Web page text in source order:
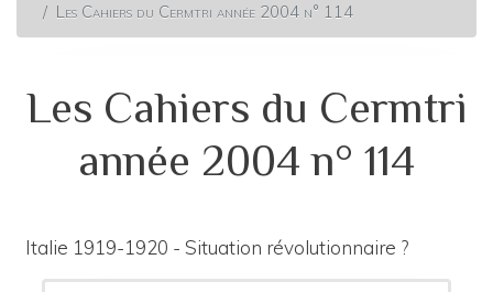
Les Cahiers du Cermtri année 2004 n° 114
Les Cahiers du Cermtri
année 2004 n° 114
Italie 1919-1920 - Situation révolutionnaire ?